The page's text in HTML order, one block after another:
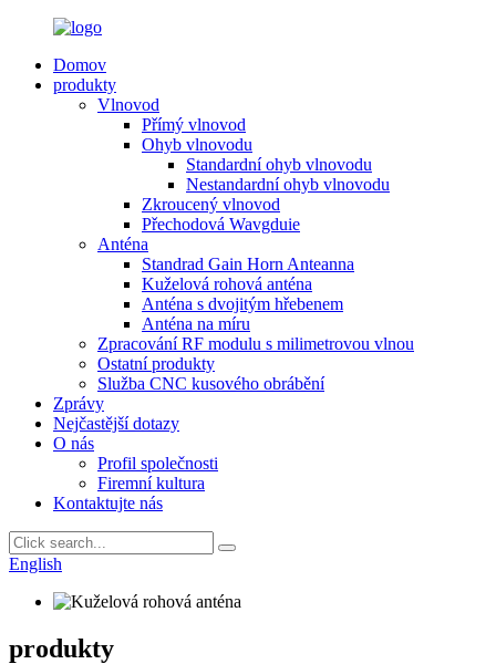
Domov
produkty
Vlnovod
Přímý vlnovod
Ohyb vlnovodu
Standardní ohyb vlnovodu
Nestandardní ohyb vlnovodu
Zkroucený vlnovod
Přechodová Wavgduie
Anténa
Standrad Gain Horn Anteanna
Kuželová rohová anténa
Anténa s dvojitým hřebenem
Anténa na míru
Zpracování RF modulu s milimetrovou vlnou
Ostatní produkty
Služba CNC kusového obrábění
Zprávy
Nejčastější dotazy
O nás
Profil společnosti
Firemní kultura
Kontaktujte nás
English
produkty